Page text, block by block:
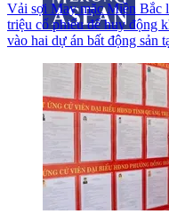
Vải sợi May mặc Miền Bắc
triệu cổ phiếu để huy động
vào hai dự án bất động sản